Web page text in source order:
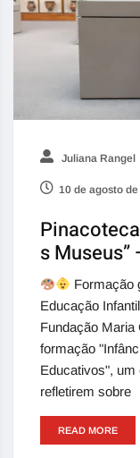
Juliana Rangel
10 de agosto
s Museus”
Formação
Educação
Fundação Maria
formação
Educativos", um
refletirem sobre
READ MORE